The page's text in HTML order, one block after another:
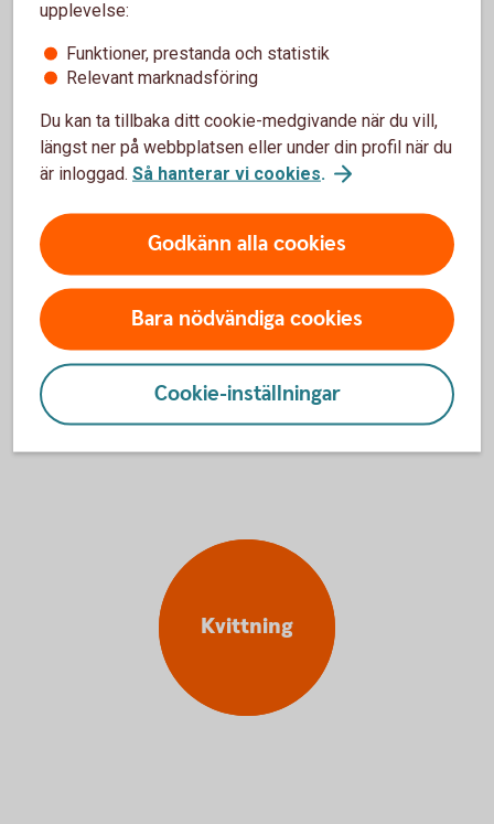
Kvittning av förluster och utgifter
i kapital – möjligt eller inte?
Kapitalförsäkring – NEJ
För kapitalförsäkringar är schablonskatten en definitiv
källskatt utan koppling till andra inkomster och utgifter. Det
betyder att den schablonmässiga avkastningen inte kan
kvittas mot förluster och utgifter i kapital.
Investeringssparkonto (ISK) – JA
Schablonintäkten på ett investeringssparkonto kan däremot
Kvittning
upplevelse:
Funktioner, prestanda och statistik
Relevant marknadsföring
Du kan ta tillbaka ditt cookie-medgivande när du vill,
längst ner på webbplatsen eller under din profil när du
är inloggad. Så hanterar vi cookies.
Godkänn alla cookies
Bara nödvändiga cookies
Cookie-inställningar